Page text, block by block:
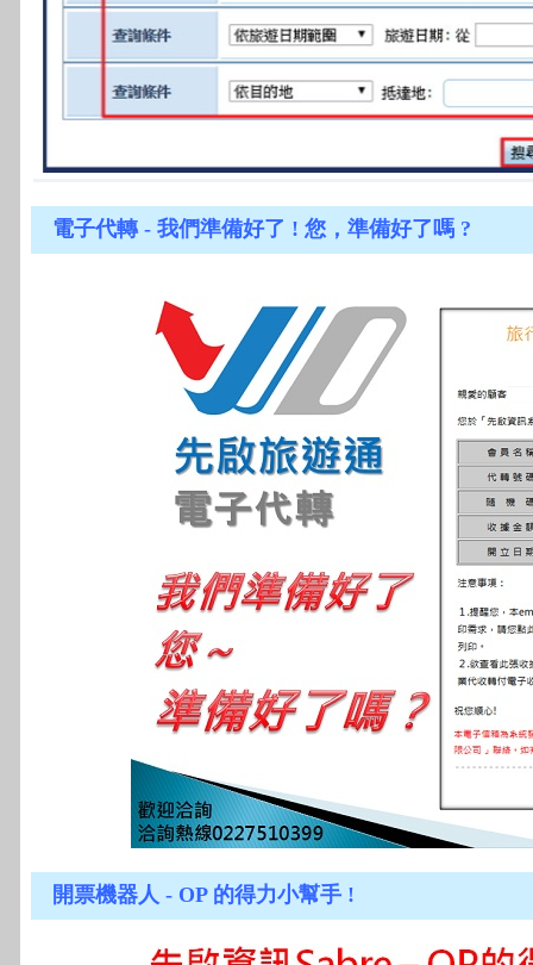
電子代轉 - 我們準備好了 ! 您，準備好了嗎 ?
開票機器人 - OP 的得力小幫手 !